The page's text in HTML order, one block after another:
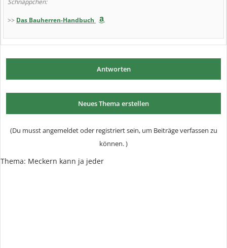
Schnäppchen:
>> Das Bauherren-Handbuch
Antworten
Neues Thema erstellen
(Du musst angemeldet oder registriert sein, um Beiträge verfassen zu
können. )
Thema: Meckern kann ja jeder